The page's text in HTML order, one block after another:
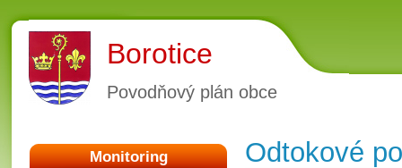
Borotice
Povodňový plán obce
Monitoring Odtokové